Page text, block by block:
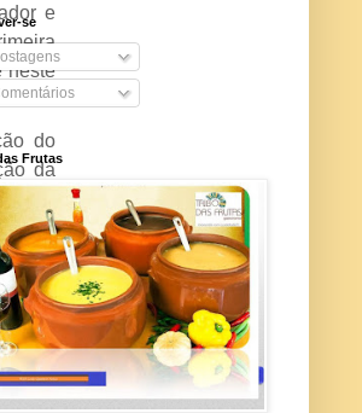
e
neste
do
da
que
de
se
Frutas